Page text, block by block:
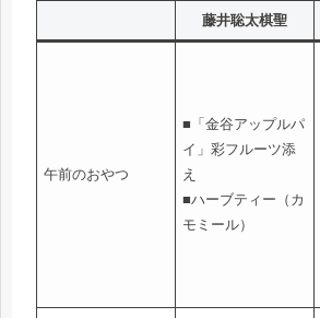
藤井聡太棋聖
午前のおやつ
■「金谷アップルパ
イ」彩フルーツ添
え
■ハーブティー（カ
モミール）